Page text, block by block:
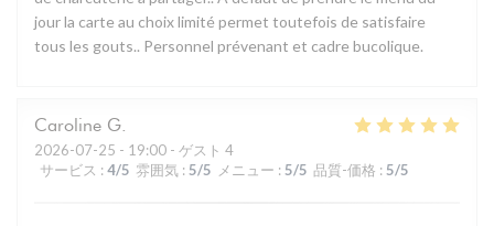
jour la carte au choix limité permet toutefois de satisfaire
tous les gouts.. Personnel prévenant et cadre bucolique.
Caroline G
2026-07-25 - 19:00 - ゲスト 4
サービス : 4/5 雰囲気 : 5/5 メニュー : 5/5 品質-価格 : 5/5